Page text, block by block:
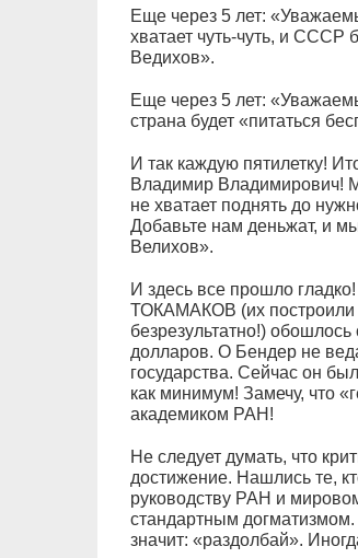
Еще через 5 лет:
хватает чуть-чуть, и СССР
Ведихов».
Еще через 5 лет:
страна будет «питаться
И так каждую пятилетку!
Владимир Владимирович!
не хватает поднять до
Добавьте нам деньжат, и
Велихов».
И здесь все прошло
ТОКАМАКОВ (их построили
безрезультатно!)
долларов. О Бендер не
государства. Сейчас он
как минимум! Замечу, что
академиком РАН!
Не следует думать, что
достижение. Нашлись те,
руководству РАН и
стандартным догматизмом.
значит: «раздолбай».